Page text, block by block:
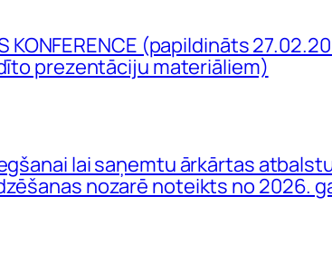
KONFERENCE (papildināts
prezentāciju materiāliem)
lai saņemtu ārkārtas
nozarē noteikts no 2026.